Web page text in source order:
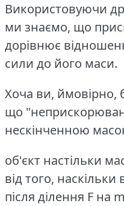
Використовуючи
ми знаємо, що
дорівнює
сили до його маси.
Хоча ви, ймовірно,
що
нескінченною
об'єкт настільки
від того,
після ділення F на